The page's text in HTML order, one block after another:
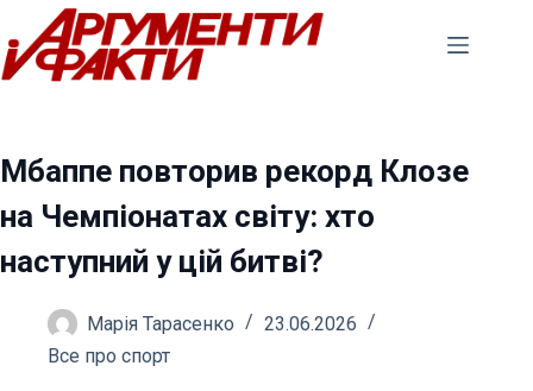
Перейти
до
вмісту
Мбаппе повторив рекорд Клозе
на Чемпіонатах світу: хто
наступний у цій битві?
Марія Тарасенко
23.06.2026
Все про спорт